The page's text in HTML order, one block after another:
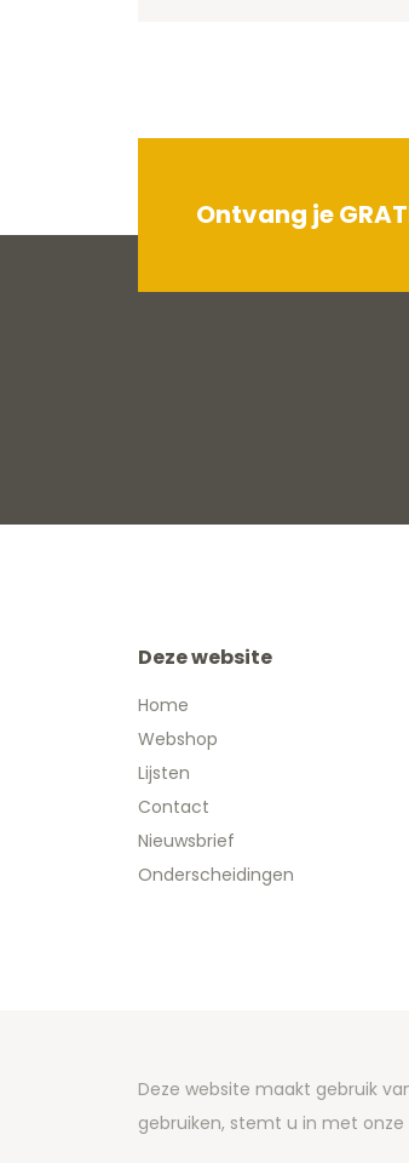
Ontvang je
Deze website
Home
Webshop
Lijsten
Contact
Nieuwsbrief
Onderscheidingen
Deze website maakt gebruik
gebruiken, stemt u in met onze